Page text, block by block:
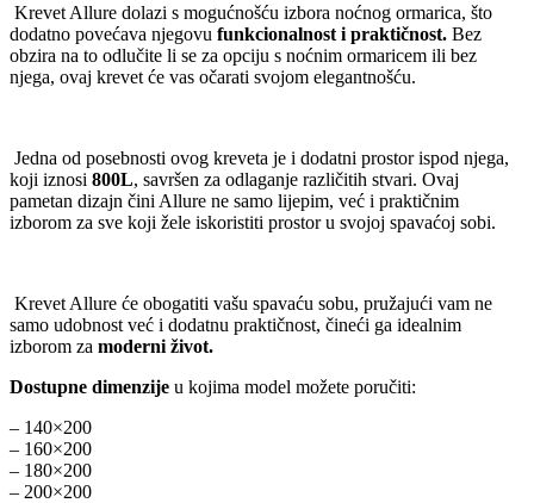
Krevet Allure dolazi s mogućnošću izbora noćnog ormarica, što
dodatno povećava njegovu funkcionalnost i praktičnost. Bez
obzira na to odlučite li se za opciju s noćnim ormaricem ili bez
njega, ovaj krevet će vas očarati svojom elegantnošću.
Jedna od posebnosti ovog kreveta je i dodatni prostor ispod njega,
koji iznosi 800L, savršen za odlaganje različitih stvari. Ovaj
pametan dizajn čini Allure ne samo lijepim, već i praktičnim
izborom za sve koji žele iskoristiti prostor u svojoj spavaćoj sobi.
Krevet Allure će obogatiti vašu spavaću sobu, pružajući vam ne
samo udobnost već i dodatnu praktičnost, čineći ga idealnim
izborom za moderni život.
Dostupne dimenzije u kojima model možete poručiti:
– 140×200
– 160×200
– 180×200
– 200×200